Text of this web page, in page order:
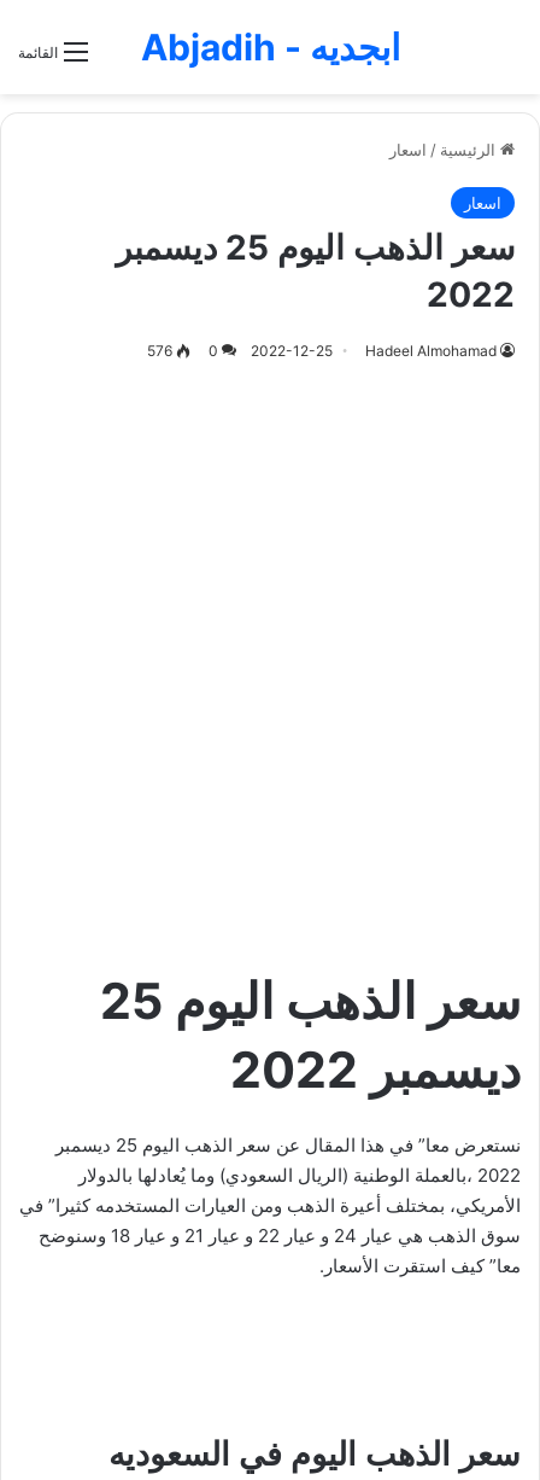
القائمة ابجديه - Abjadih
الرئيسية / اسعار
اسعار
سعر الذهب اليوم 25 ديسمبر
2022
Hadeel Almohamad
2022-12-25
0
576
سعر الذهب اليوم 25
ديسمبر 2022
نستعرض معا” في هذا المقال عن سعر الذهب اليوم 25 ديسمبر
2022 ،بالعملة الوطنية (الريال السعودي) وما يُعادلها بالدولار
الأمريكي، بمختلف أعيرة الذهب ومن العيارات المستخدمه كثيرا” في
سوق الذهب هي عيار 24 و عيار 22 و عيار 21 و عيار 18 وسنوضح
معا” كيف استقرت الأسعار.
سعر الذهب اليوم في السعوديه